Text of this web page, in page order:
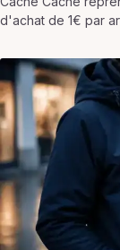
d'achat de 1€ par